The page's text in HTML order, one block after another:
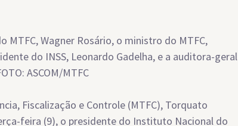
MTFC, Wagner Rosário, o ministro do MTFC,
do INSS, Leonardo Gadelha, e a auditora-geral
ASCOM/MTFC
Fiscalização e Controle (MTFC), Torquato
feira (9), o presidente do Instituto Nacional do